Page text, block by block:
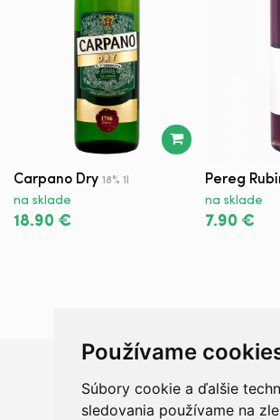
Používame
Súbory cookie a ďalšie
sledovania používame na
Carpano Dry 18% 1l
na sklade
18.90 €
Pereg
na sklade
7.90 €
Chceš sa radšej